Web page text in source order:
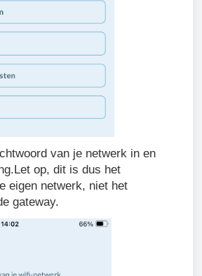
van je netwerk in en
op, dit is dus het
eigen netwerk, niet het
gateway.